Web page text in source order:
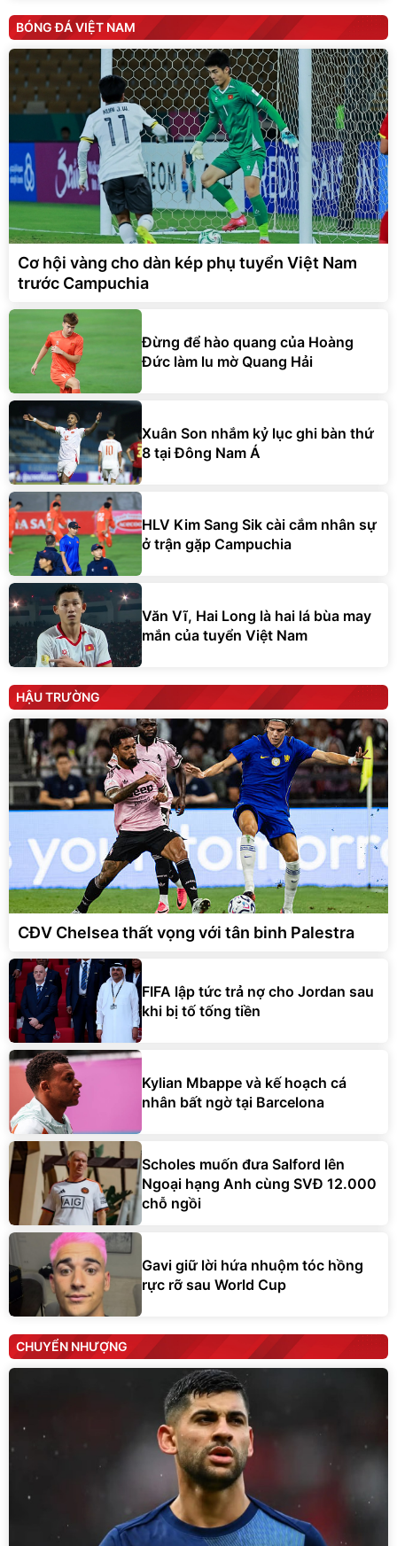
BÓNG ĐÁ VIỆT NAM
Cơ hội vàng cho dàn kép phụ tuyển Việt Nam
trước Campuchia
Đừng để hào quang của Hoàng
Đức làm lu mờ Quang Hải
Xuân Son nhắm kỷ lục ghi bàn thứ
8 tại Đông Nam Á
HLV Kim Sang Sik cài cắm nhân sự
ở trận gặp Campuchia
Văn Vĩ, Hai Long là hai lá bùa may
mắn của tuyển Việt Nam
HẬU TRƯỜNG
CĐV Chelsea thất vọng với tân binh Palestra
FIFA lập tức trả nợ cho Jordan sau
khi bị tố tống tiền
Kylian Mbappe và kế hoạch cá
nhân bất ngờ tại Barcelona
Scholes muốn đưa Salford lên
Ngoại hạng Anh cùng SVĐ 12.000
chỗ ngồi
Gavi giữ lời hứa nhuộm tóc hồng
rực rỡ sau World Cup
CHUYỂN NHƯỢNG